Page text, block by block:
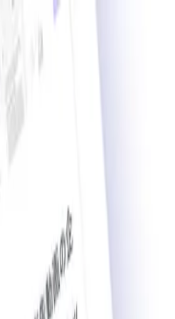
・掲載導入事例数2,200件突破。